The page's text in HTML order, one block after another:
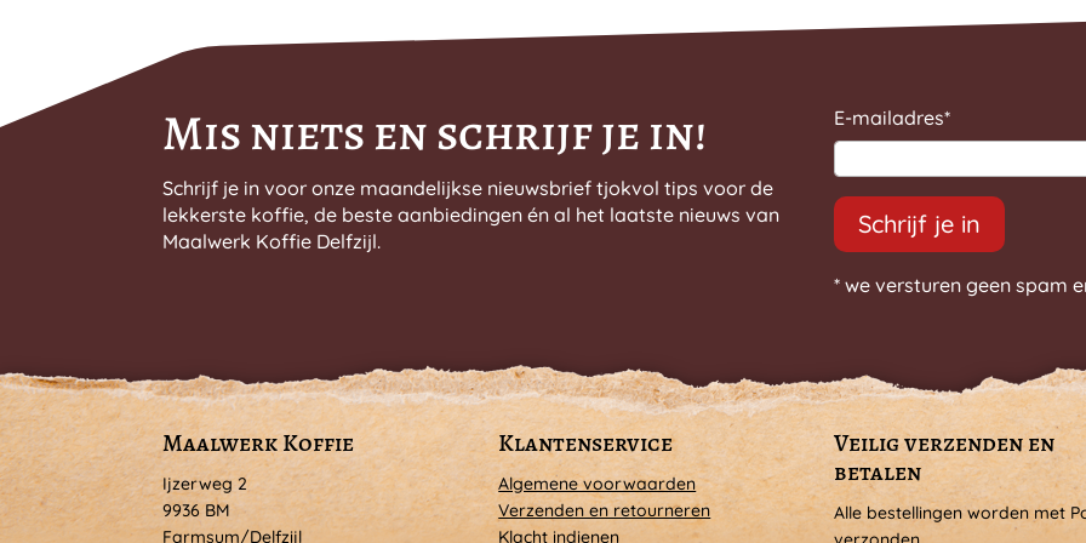
productpagina
Mis niets en schrijf je in!
Schrijf je in voor onze maandelijkse nieuwsbrief tjokvol tips voor de
lekkerste koffie, de beste aanbiedingen én al het laatste nieuws van
Maalwerk Koffie Delfzijl.
E-mailadres*
Schrijf je in
* we versturen geen spam
Maalwerk Koffie
Ijzerweg 2
9936 BM
Farmsum/Delfzijl
Klantenservice
Algemene voorwaarden
Verzenden en retourneren
Klacht indienen
Veilig verzenden en
betalen
Alle bestellingen worden met